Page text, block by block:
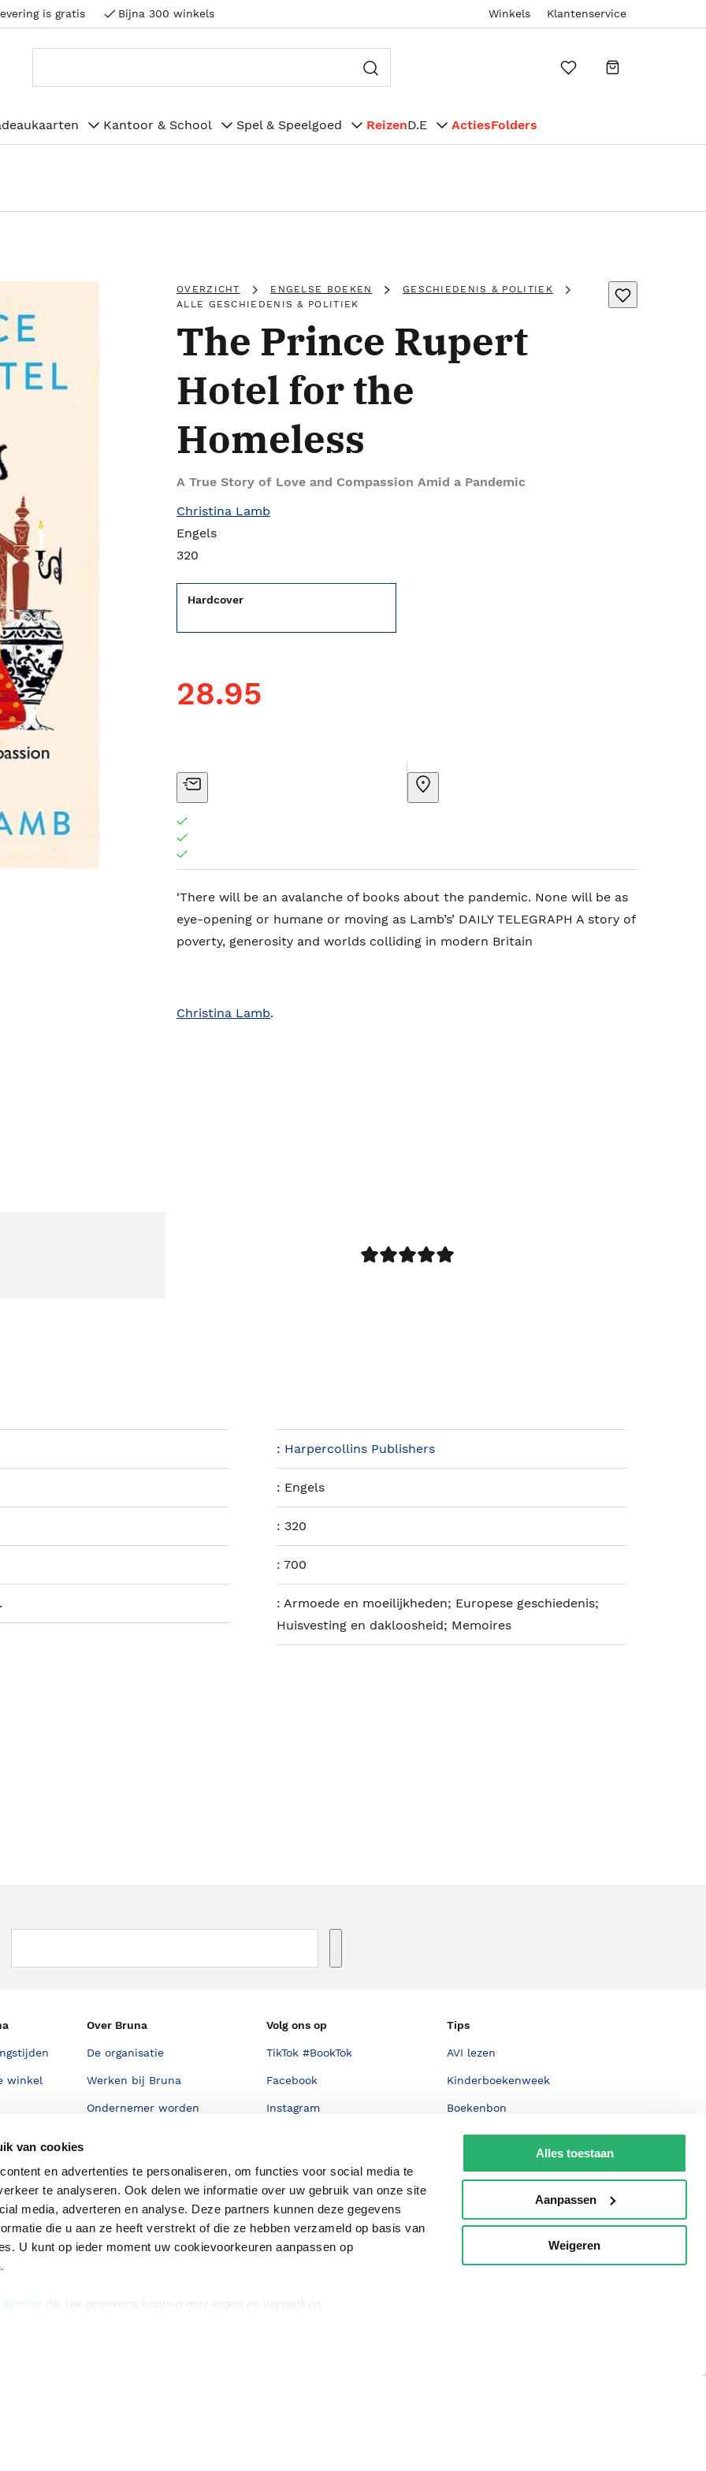
van cookies
en advertenties te personaliseren, om functies voor social media te
te analyseren. Ook delen we informatie over uw gebruik van onze site
media, adverteren en analyse. Deze partners kunnen deze gegevens
die u aan ze heeft verstrekt of die ze hebben verzameld op basis van
U kunt op ieder moment uw cookievoorkeuren aanpassen op
.
die uw gegevens kunnen ontvangen en verwerken.
Alles toestaan
Aanpassen
Weigeren
is gratis Bijna 300 winkels Winkels Klantenservice
Kantoor & School Spel & Speelgoed ReizenD.E ActiesFolders
OVERZICHT ENGELSE BOEKEN
GESCHIEDENIS & POLITIEK
ALLE GESCHIEDENIS & POLITIEK
The Prince Rupert
Hotel for the
Homeless
A True Story of Love and Compassion Amid a Pandemic
Christina Lamb
Engels
320
Hardcover
28.95
‘There will be an avalanche of books about the pandemic. None will be as
eye-opening or humane or moving as Lamb’s’ DAILY TELEGRAPH A story of
poverty, generosity and worlds colliding in modern Britain
Christina Lamb.
: Harpercollins Publishers
: Engels
:320
:700
:Armoede en moeilijkheden; Europese geschiedenis;
Huisvesting en dakloosheid; Memoires
winkel
Over Bruna
De organisatie
Werken bij Bruna
Ondernemer worden
Statement
Blog
Discriminerende boeken
Volg ons op
TikTok #BookTok
Facebook
Instagram
Tips
AVI lezen
Kinderboekenweek
Boekenbon
De Nationale Voorleesdagen
Winacties